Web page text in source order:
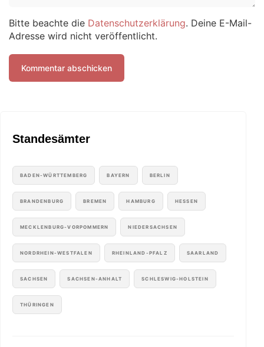
Bitte beachte die Datenschutzerklärung. Deine E-Mail-
Adresse wird nicht veröffentlicht.
Standesämter
BADEN-WÜRTTEMBERG BAYERN BERLIN
BRANDENBURG BREMEN HAMBURG HESSEN
MECKLENBURG-VORPOMMERN NIEDERSACHSEN
NORDRHEIN-WESTFALEN RHEINLAND-PFALZ SAARLAND
SACHSEN SACHSEN-ANHALT SCHLESWIG-HOLSTEIN
THÜRINGEN